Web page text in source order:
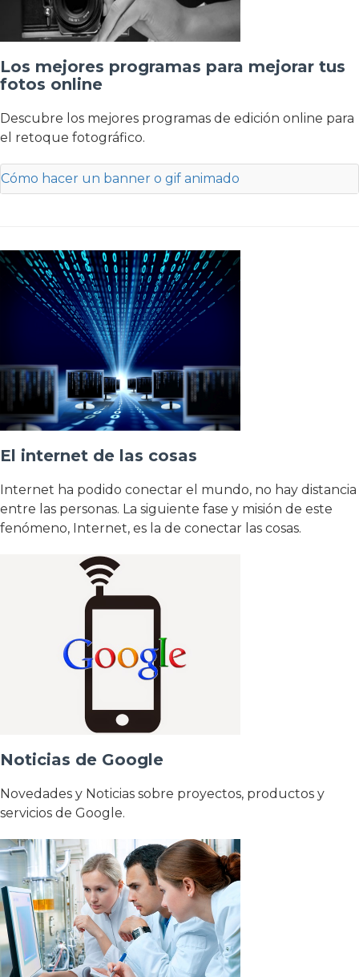
Los mejores programas para mejorar tus
fotos online
Descubre los mejores programas de edición online para
el retoque fotográfico.
Cómo hacer un banner o gif animado
El internet de las cosas
Internet ha podido conectar el mundo, no hay distancia
entre las personas. La siguiente fase y misión de este
fenómeno, Internet, es la de conectar las cosas.
Noticias de Google
Novedades y Noticias sobre proyectos, productos y
servicios de Google.